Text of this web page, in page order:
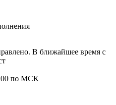
В ближайшее время с
по МСК